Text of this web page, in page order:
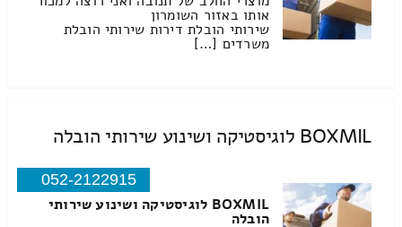
אותו באזור השומרון
שירותי הובלת דירות שירותי הובלת
משרדים […]
BOXMIL לוגיסטיקה ושינוע שירותי הובלה
052-2122915
BOXMIL לוגיסטיקה ושינוע שירותי
הובלה